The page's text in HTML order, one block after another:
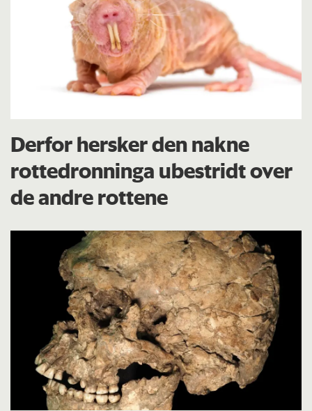
Derfor hersker den nakne
rottedronninga ubestridt over
de andre rottene